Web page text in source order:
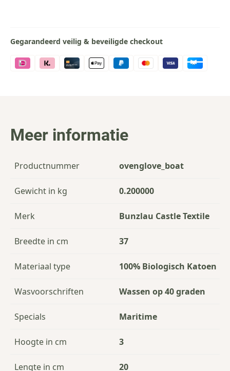
Gegarandeerd veilig & beveiligde checkout
Meer informatie
Productnummer ovenglove_boat
Gewicht in kg 0.200000
Merk Bunzlau Castle Textile
Breedte in cm 37
Materiaal type 100% Biologisch Katoen
Wasvoorschriften Wassen op 40 graden
Specials Maritime
Hoogte in cm 3
Lengte in cm 20